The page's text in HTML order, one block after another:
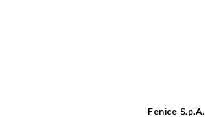
Fenice S.p.A.